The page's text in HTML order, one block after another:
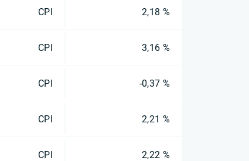
CPI 2,18 %
CPI 3,16 %
CPI -0,37 %
CPI 2,21 %
CPI 2,22 %